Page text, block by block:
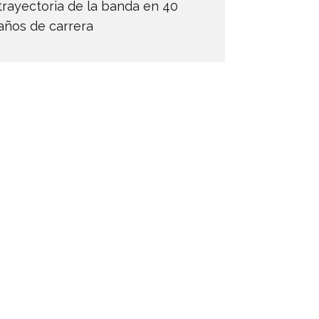
de la banda en 40
de carrera